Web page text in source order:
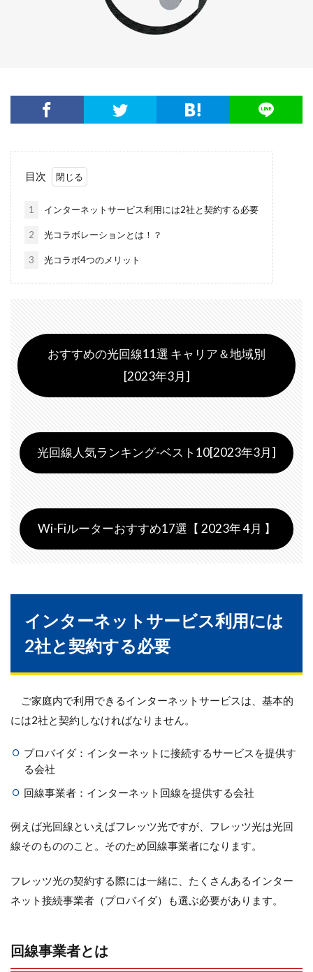
目次
1 インターネットサービス利用には2社と契約する必要
2 光コラボレーションとは！？
3 光コラボ4つのメリット
おすすめの光回線11選 キャリア＆地域別
[2023年3月]
光回線人気ランキング-ベスト10[2023年3月]
Wi-Fiルーターおすすめ17選【 2023年 4月 】
インターネットサービス利用には
2社と契約する必要
ご家庭内で利用できるインターネットサービスは、基本的
には2社と契約しなければなりません。
プロバイダ：インターネットに接続するサービスを提供す
る会社
回線事業者：インターネット回線を提供する会社
例えば光回線といえばフレッツ光ですが、フレッツ光は光回
線そのもののこと。そのため回線事業者になります。
フレッツ光の契約する際には一緒に、たくさんあるインター
ネット接続事業者（プロバイダ）も選ぶ必要があります。
回線事業者とは